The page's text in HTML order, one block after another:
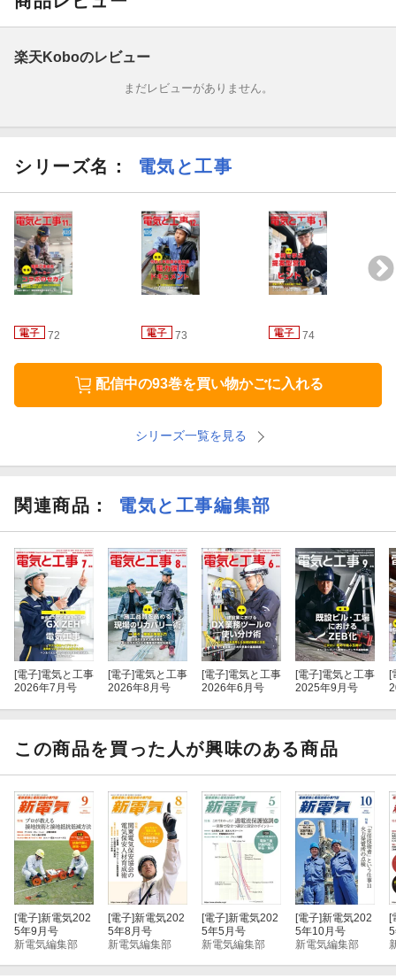
・ 低圧幹線選定の理解を深めよう（後編）
・ 倒木処理における安全確保
・ ＼御社の●●を教えてください！／
・ 資格と現場をつなぐ！ 電気工事・施工管理丸わかり
【連載】
・ トレンドジャック！ 最新技術にフォーカス
・ 現場DXのためのノーコードツール活用という選択肢
・ 強欲な青木＆消防設備士
・ ヒューマンエラー対策の極意
・ 人材不足を解消！ 建設業の働き方改革、始めました
・ なるほど！ わかる！ モノゴトをナナメから見てみよう
・ “電気交渉人”一之瀬愛理の… 人を動かすスキルアップ講座
楽天Koboのレビュー
まだレビューがありません。
シリーズ名： 電気と工事
72 73 74
配信中の93巻を買い物かごに入れる
シリーズ一覧を見る
関連商品 ： 電気と工事編集部
[電子]電気と工事
2026年7月号
[電子]電気と工事
2026年8月号
[電子]電気と工事
2026年6月号
[電子]電気と工事
2025年9月号
[
この商品を買った人が興味のある商品
[電子]新電気202
5年9月号
新電気編集部
[電子]新電気202
5年8月号
新電気編集部
[電子]新電気202
5年5月号
新電気編集部
[電子]新電気202
5年10月号
新電気編集部
[